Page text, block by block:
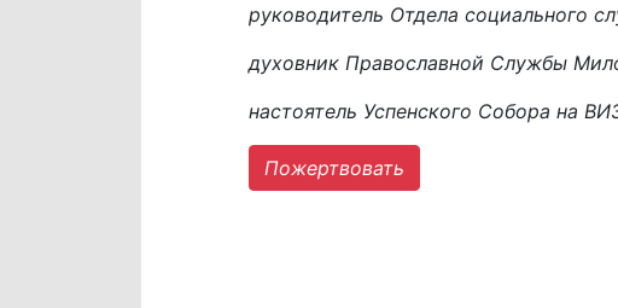
руководитель Отдела социального
духовник Православной Службы
настоятель Успенского Собора на
Пожертвовать